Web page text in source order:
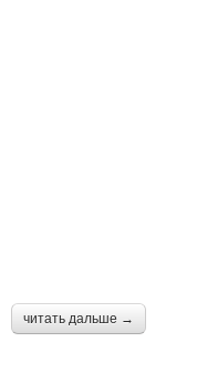
читать дальше →